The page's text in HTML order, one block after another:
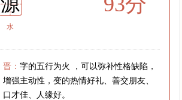
水
晋：字的五行为火 ，可以弥补性格缺陷，
增强主动性，变的热情好礼、善交朋友、
口才佳、人缘好。